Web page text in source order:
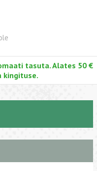
tasuta. Alates 50 €
kingituse.